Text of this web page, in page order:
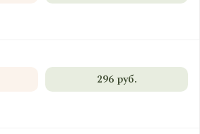
296 руб.